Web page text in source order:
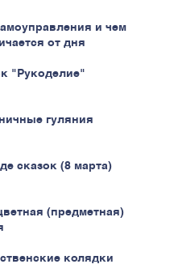
и чем
от дня
"Рукоделие"
гуляния
сказок (8 марта)
(предметная)
колядки